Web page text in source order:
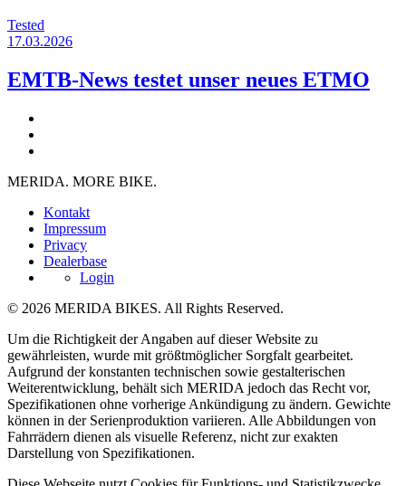
Tested
17.03.2026
EMTB-News testet unser neues ETMO
MERIDA. MORE BIKE.
Kontakt
Impressum
Privacy
Dealerbase
Login
© 2026 MERIDA BIKES. All Rights Reserved.
Um die Richtigkeit der Angaben auf dieser Website zu
gewährleisten, wurde mit größtmöglicher Sorgfalt gearbeitet.
Aufgrund der konstanten technischen sowie gestalterischen
Weiterentwicklung, behält sich MERIDA jedoch das Recht vor,
Spezifikationen ohne vorherige Ankündigung zu ändern. Gewichte
können in der Serienproduktion variieren. Alle Abbildungen von
Fahrrädern dienen als visuelle Referenz, nicht zur exakten
Darstellung von Spezifikationen.